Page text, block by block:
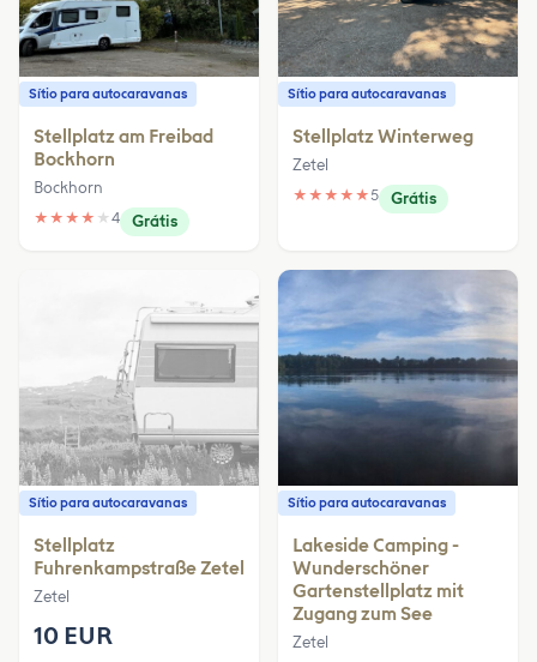
Sítio para autocaravanas
Stellplatz am Freibad
Bockhorn
Bockhorn
★ ★ ★ ★ ★ 4 Grátis
Sítio para autocaravanas
Stellplatz Winterweg
Zetel
★ ★ ★ ★ ★5 Grátis
Sítio para autocaravanas
Stellplatz
Fuhrenkampstraße Zetel
Zetel
10 EUR
Sítio para autocaravanas
Lakeside Camping -
Wunderschöner
Gartenstellplatz mit
Zugang zum See
Zetel